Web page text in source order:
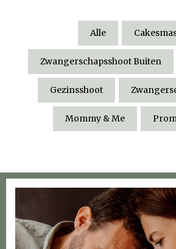
Alle
Zwangerschapsshoot Buiten
Gezinsshoot
Mommy & Me